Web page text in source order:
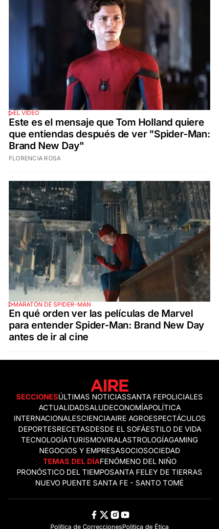
EL VIDEO
Este es el mensaje que Tom Holland quiere
que entiendas después de ver "Spider-Man:
Brand New Day"
FLORENCIA ROSA
MARATÓN DE SPIDER-MAN
En qué orden ver las películas de Marvel
para entender Spider-Man: Brand New Day
antes de ir al cine
SECCIONESÚLTIMAS NOTICIASSANTA FEPOLICIALES
ACTUALIDADSALUDECONOMÍAPOLÍTICA
INTERNACIONALESCIENCIAAIRE AGROESPECTÁCULOS
DEPORTESRECETASDESDE EL SOFÁESTILO DE VIDA
TECNOLOGÍATURISMOVIRALASTROLOGÍAGAMING
NEGOCIOS Y EMPRESASOCIOSOCIEDAD
TEMAS DEL DÍAFENÓMENO DEL NIÑO
PRONÓSTICO DEL TIEMPOSANTA FELEY DE TIERRAS
NUEVO PUENTE SANTA FE - SANTO TOMÉ
Política de CorreccionesPolitica de Ética